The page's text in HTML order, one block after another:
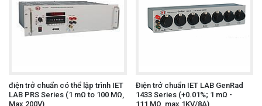
điện trở chuẩn có thể lập trình IET
LAB PRS Series (1 mΩ to 100 MΩ,
Max 200V)
Điện trở chuẩn IET LAB GenRad
1433 Series (+0.01%; 1 mΩ -
111,MΩ, max 1KV/8A)